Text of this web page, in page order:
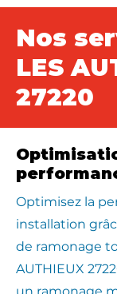
Nos
LES
27220
Optimisez la
installation
de ramonage
AUTHIEUX